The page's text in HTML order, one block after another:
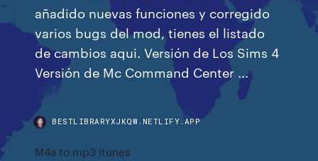
añadido nuevas funciones y corregido
varios bugs del mod, tienes el listado
de cambios aqui. Versión de Los Sims 4
Versión de Mc Command Center ...
BESTLIBRARYXJKQW.NETLIFY.APP
M4a to mp3 itunes